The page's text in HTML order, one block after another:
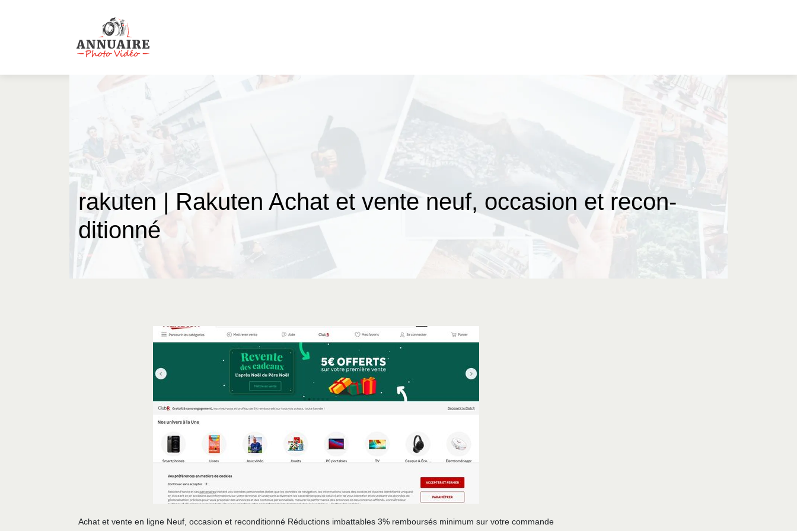
rakuten | Rakuten Achat et vente neuf, occasion et recon­
ditionné
Achat et vente en ligne Neuf, occasion et reconditionné Réductions imbattables 3% remboursés minimum sur votre commande